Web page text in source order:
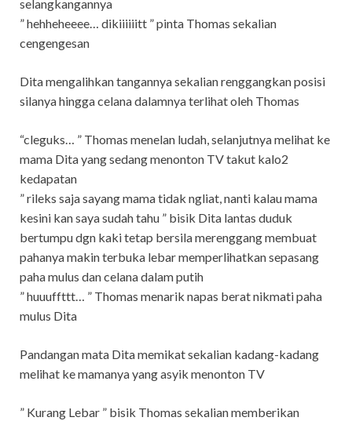
selangkangannya
” hehheheeee… dikiiiiiitt ” pinta Thomas sekalian
cengengesan
Dita mengalihkan tangannya sekalian renggangkan posisi
silanya hingga celana dalamnya terlihat oleh Thomas
“cleguks… ” Thomas menelan ludah, selanjutnya melihat ke
mama Dita yang sedang menonton TV takut kalo2
kedapatan
” rileks saja sayang mama tidak ngliat, nanti kalau mama
kesini kan saya sudah tahu ” bisik Dita lantas duduk
bertumpu dgn kaki tetap bersila merenggang membuat
pahanya makin terbuka lebar memperlihatkan sepasang
paha mulus dan celana dalam putih
” huuuffttt… ” Thomas menarik napas berat nikmati paha
mulus Dita
Pandangan mata Dita memikat sekalian kadang-kadang
melihat ke mamanya yang asyik menonton TV
” Kurang Lebar ” bisik Thomas sekalian memberikan